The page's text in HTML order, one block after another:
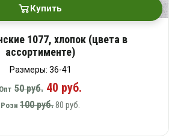
Купить
1077, хлопок (цвета в
ассортименте)
Размеры: 36-41
Опт 50 руб. 40 руб.
Розн 100 руб.80 руб.